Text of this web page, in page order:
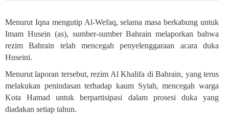
Menurut Iqna mengutip Al-Wefaq, selama masa berkabung untuk
Imam Husein (as), sumber-sumber Bahrain melaporkan bahwa
rezim Bahrain telah mencegah penyelenggaraan acara duka
Huseini.
Menurut laporan tersebut, rezim Al Khalifa di Bahrain, yang terus
melakukan penindasan terhadap kaum Syiah, mencegah warga
Kota Hamad untuk berpartisipasi dalam prosesi duka yang
diadakan setiap tahun.